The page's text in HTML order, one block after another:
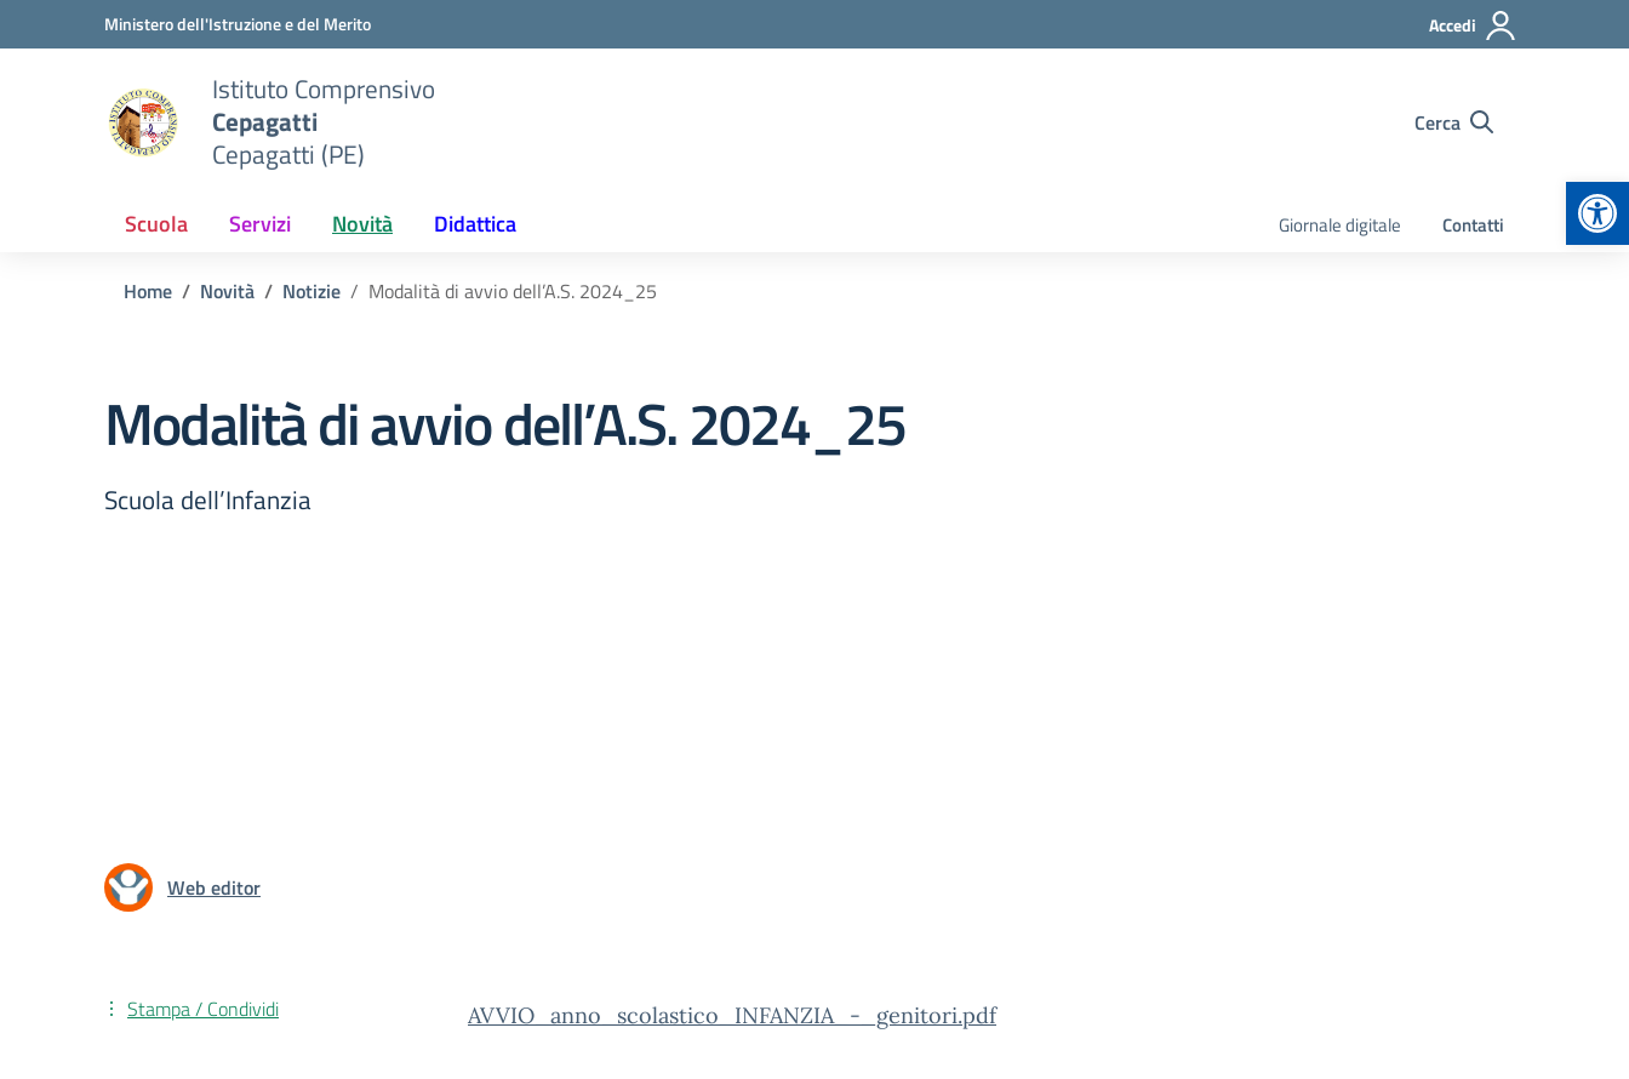
Vai ai contenuti
Vai al menu di navigazioneMinistero dell'Istruzione e del Merito Accedi
Istituto Comprensivo
Cepagatti
Cepagatti (PE)
Cerca
Scuola Servizi Novità Didattica Giornale digitale Contatti
Home Novità Notizie Modalità di avvio dell’A.S. 2024_25
Modalità di avvio dell’A.S. 2024_25
Scuola dell’Infanzia
Web editor
AVVIO_anno_scolastico_INFANZIA_-_genitori.pdf
Stampa / Condividi